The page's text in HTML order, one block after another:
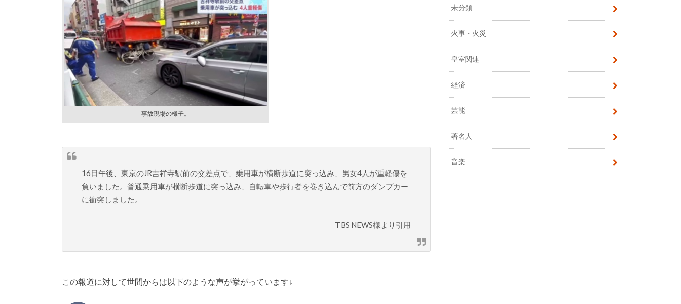
事故現場の様子。
16日午後、東京のJR吉祥寺駅前の交差点で、乗用車が横断歩道に突っ込み、男女4人が重軽傷を
負いました。普通乗用車が横断歩道に突っ込み、自転車や歩行者を巻き込んで前方のダンプカー
に衝突しました。
TBS NEWS様より引用
この報道に対して世間からは以下のような声が挙がっています↓
未分類
火事・火災
皇室関連
経済
芸能
著名人
音楽